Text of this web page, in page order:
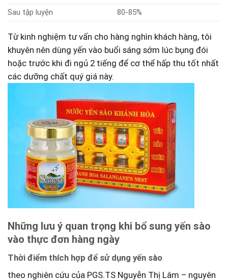
Sau tập luyện
80-85%
Từ kinh nghiệm tư vấn cho hàng ‍nghìn khách hàng, tôi
khuyên nên dùng yến vào buổi sáng sớm lúc bụng đói
hoặc trước khi đi ngủ ⁢2 tiếng để⁣ cơ thể hấp thu​ tốt nhất‍
các⁣ dưỡng chất quý giá này.
Những lưu ý quan trọng khi bổ sung yến sào
vào thực đơn hàng ngày
Thời điểm‍ thích hợp‍ để sử dụng yến sào
theo⁣ nghiên cứu của PGS.TS Nguyễn Thị ‌Lâm – nguyên